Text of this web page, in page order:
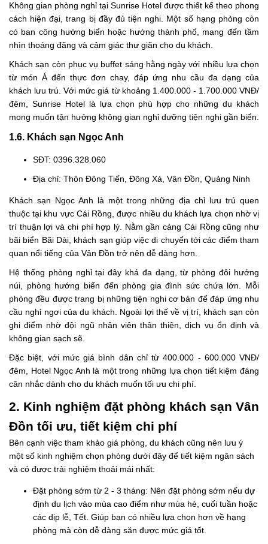
Không gian phòng nghỉ tại Sunrise Hotel được thiết kế theo phong
cách hiện đại, trang bị đầy đủ tiện nghi. Một số hạng phòng còn
có ban công hướng biển hoặc hướng thành phố, mang đến tầm
nhìn thoáng đãng và cảm giác thư giãn cho du khách.
Khách sạn còn phục vụ buffet sáng hằng ngày với nhiều lựa chọn
từ món Á đến thực đơn chay, đáp ứng nhu cầu đa dạng của
khách lưu trú. Với mức giá từ khoảng 1.400.000 - 1.700.000 VNĐ/
đêm, Sunrise Hotel là lựa chọn phù hợp cho những du khách
mong muốn tận hưởng không gian nghỉ dưỡng tiện nghi gần biển.
1.6. Khách sạn Ngọc Anh
SĐT: 0396.328.060
Địa chỉ: Thôn Đông Tiến, Đông Xá, Vân Đồn, Quảng Ninh
Khách sạn Ngọc Anh là một trong những địa chỉ lưu trú quen
thuộc tại khu vực Cái Rồng, được nhiều du khách lựa chọn nhờ vị
trí thuận lợi và chi phí hợp lý. Nằm gần cảng Cái Rồng cũng như
bãi biển Bãi Dài, khách sạn giúp việc di chuyển tới các điểm tham
quan nổi tiếng của Vân Đồn trở nên dễ dàng hơn.
Hệ thống phòng nghỉ tại đây khá đa dạng, từ phòng đôi hướng
núi, phòng hướng biển đến phòng gia đình sức chứa lớn. Mỗi
phòng đều được trang bị những tiện nghi cơ bản để đáp ứng nhu
cầu nghỉ ngơi của du khách. Ngoài lợi thế về vị trí, khách sạn còn
ghi điểm nhờ đội ngũ nhân viên thân thiện, dịch vụ ổn định và
không gian sạch sẽ.
Đặc biệt, với mức giá bình dân chỉ từ 400.000 - 600.000 VNĐ/
đêm, Hotel Ngọc Anh là một trong những lựa chọn tiết kiệm đáng
cân nhắc dành cho du khách muốn tối ưu chi phí.
2. Kinh nghiệm đặt phòng khách sạn Vân
Đồn tối ưu, tiết kiệm chi phí
Bên cạnh việc tham khảo giá phòng, du khách cũng nên lưu ý
một số kinh nghiệm chọn phòng dưới đây để tiết kiệm ngân sách
và có được trải nghiệm thoải mái nhất:
Đặt phòng sớm từ 2 - 3 tháng: Nên đặt phòng sớm nếu dự
định du lịch vào mùa cao điểm như mùa hè, cuối tuần hoặc
các dịp lễ, Tết. Giúp bạn có nhiều lựa chọn hơn về hạng
phòng mà còn dễ dàng săn được mức giá tốt.